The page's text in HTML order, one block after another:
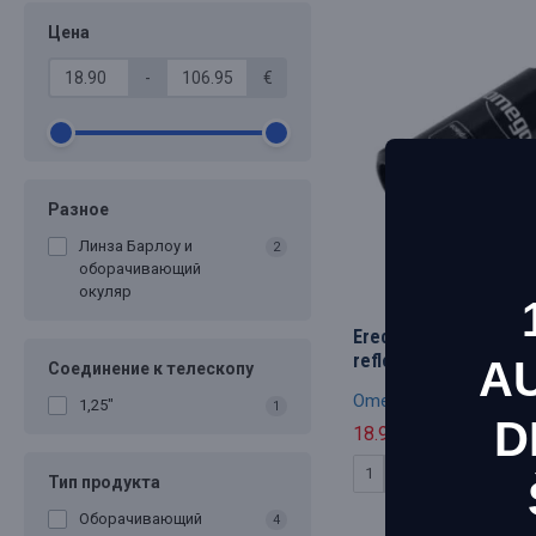
Цена
- €
Разное
Линза Барлоу и
оборачивающий
окуляр
2
Соединение к телескопу
1,25" 1
Тип продукта
Оборачивающий
4
Omegon
Erecting lens 1.5x,
reflectors, Omegon
18.90€